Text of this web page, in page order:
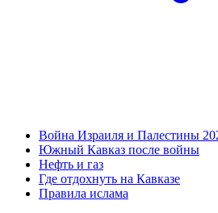
Война Израиля и Палестины
Южный Кавказ после войны
Нефть и газ
Где отдохнуть на Кавказе
Правила ислама